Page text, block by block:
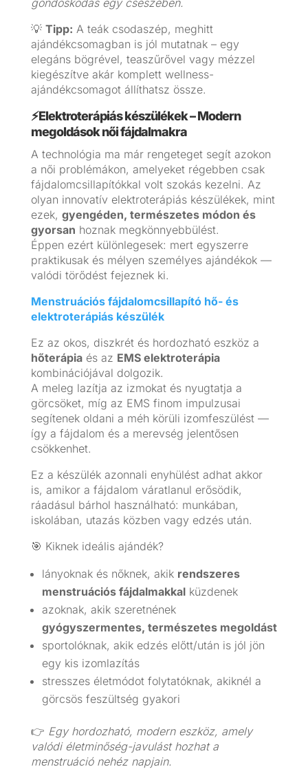
💡 Tipp: A teák csodaszép, meghitt
ajándékcsomagban is jól mutatnak – egy
elegáns bögrével, teaszűrővel vagy mézzel
kiegészítve akár komplett wellness-
ajándékcsomagot állíthatsz össze.
⚡Elektroterápiás készülékek – Modern
megoldások női fájdalmakra
A technológia ma már rengeteget segít azokon
a női problémákon, amelyeket régebben csak
fájdalomcsillapítókkal volt szokás kezelni. Az
olyan innovatív elektroterápiás készülékek, mint
ezek, gyengéden, természetes módon és
gyorsan hoznak megkönnyebbülést.
Éppen ezért különlegesek: mert egyszerre
praktikusak és mélyen személyes ajándékok —
valódi törődést fejeznek ki.
Menstruációs fájdalomcsillapító hő- és
elektroterápiás készülék
Ez az okos, diszkrét és hordozható eszköz a
hőterápiaés az EMS elektroterápia
kombinációjával dolgozik.
A meleg lazítja az izmokat és nyugtatja a
görcsöket, míg az EMS finom impulzusai
segítenek oldani a méh körüli izomfeszülést —
így a fájdalom és a merevség jelentősen
csökkenhet.
Ez a készülék azonnali enyhülést adhat akkor
is, amikor a fájdalom váratlanul erősödik,
ráadásul bárhol használható: munkában,
iskolában, utazás közben vagy edzés után.
🎯 Kiknek ideális ajándék?
lányoknak és nőknek, akik rendszeres
menstruációs fájdalmakkalküzdenek
azoknak, akik szeretnének
gyógyszermentes, természetes megoldást
sportolóknak, akik edzés előtt/után is jól jön
egy kis izomlazítás
stresszes életmódot folytatóknak, akiknél a
görcsös feszültség gyakori
👉 Egy hordozható, modern eszköz, amely
valódi életminőség-javulást hozhat a
menstruáció nehéz napjain.